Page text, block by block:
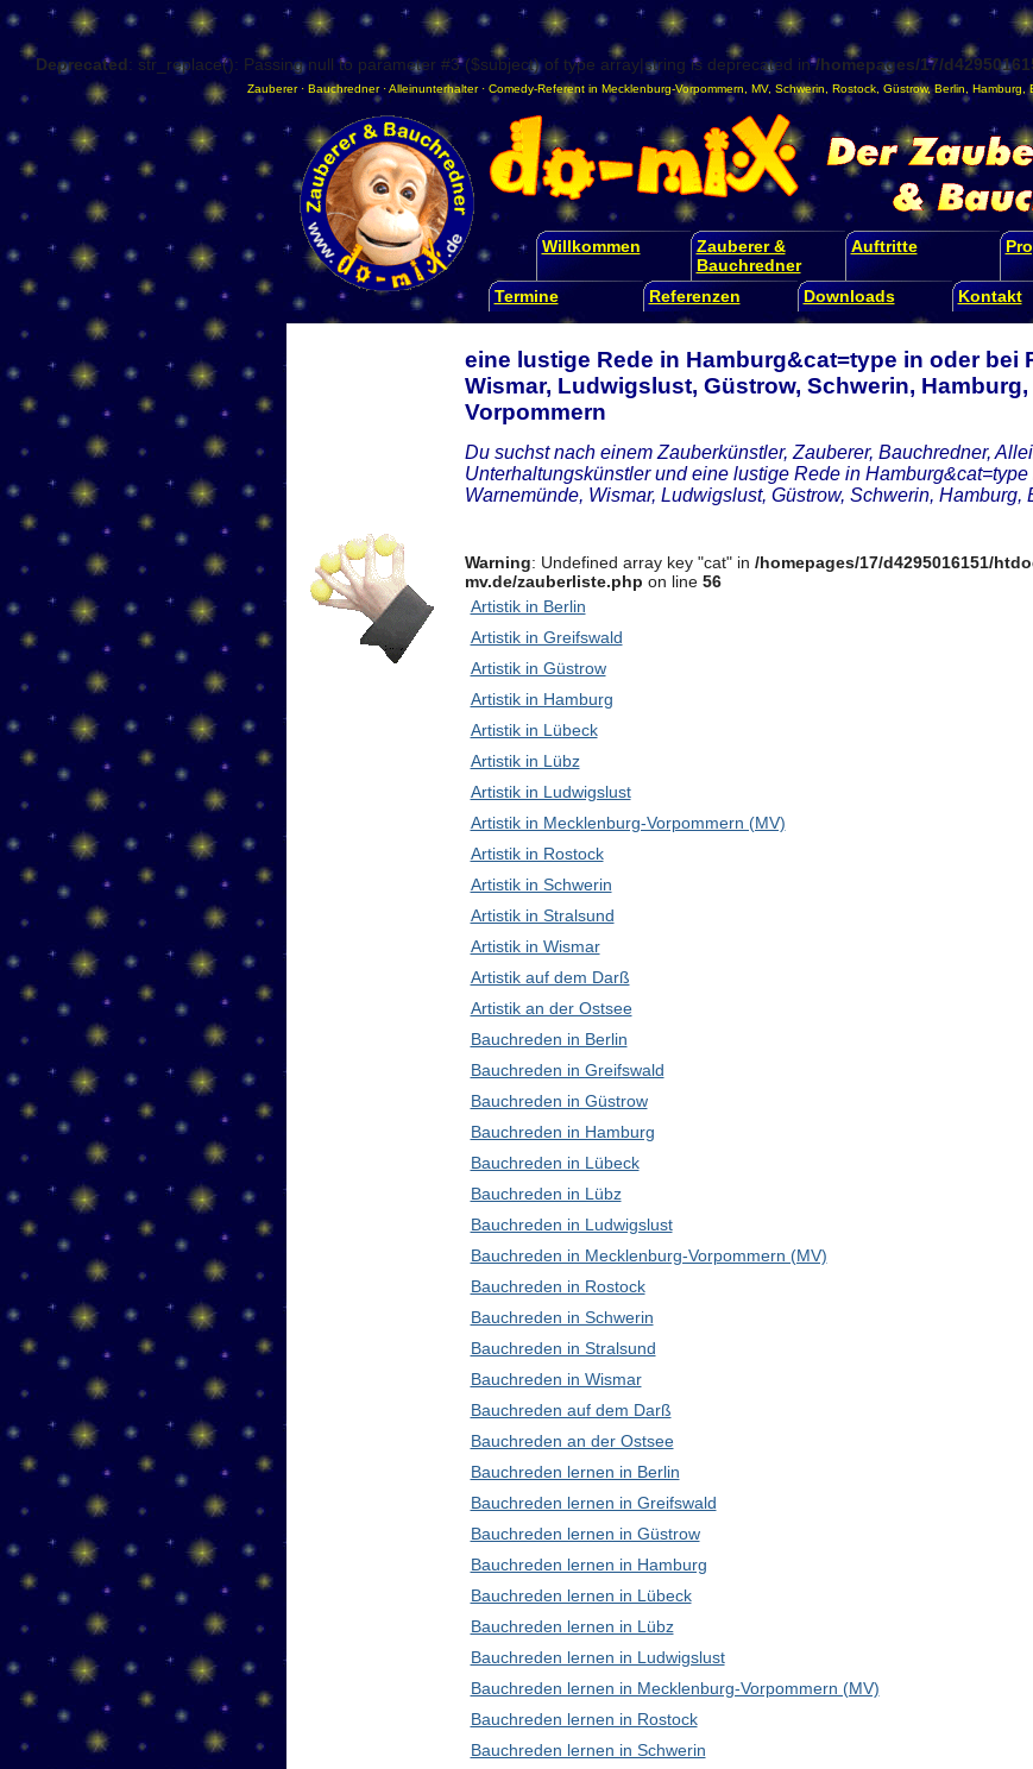
Deprecated: str_replace(): Passing null to parameter #3 ($subject) of type array|string is deprecated in/homepages/17/
Zauberer· Bauchredner·Alleinunterhalter· Comedy-Referent in Mecklenburg-Vorpommern MV, Schwerin Rostock Güstrow,Berlin Hamburg ,
Willkommen
Zauberer &
Bauchredner
Auftritte
Termine Referenzen Downloads Kontakt
eine lustige Rede in Hamburg&cat=type in oder bei
Wismar, Ludwigslust, Güstrow, Schwerin,
Vorpommern
Du suchst nach einem Zauberkünstler, Zauberer, Bauchredner,
Unterhaltungskünstler und eine lustige Rede in
Warnemünde, Wismar, Ludwigslust, Güstrow, Schwerin,
Warning: Undefined array key "cat" in /homepages/17/d4295016151/
mv.de/zauberliste.php on line 56
Artistik in Berlin
Artistik in Greifswald
Artistik in Güstrow
Artistik in Hamburg
Artistik in Lübeck
Artistik in Lübz
Artistik in Ludwigslust
Artistik in Mecklenburg-Vorpommern (MV)
Artistik in Rostock
Artistik in Schwerin
Artistik in Stralsund
Artistik in Wismar
Artistik auf dem Darß
Artistik an der Ostsee
Bauchreden in Berlin
Bauchreden in Greifswald
Bauchreden in Güstrow
Bauchreden in Hamburg
Bauchreden in Lübeck
Bauchreden in Lübz
Bauchreden in Ludwigslust
Bauchreden in Mecklenburg-Vorpommern (MV)
Bauchreden in Rostock
Bauchreden in Schwerin
Bauchreden in Stralsund
Bauchreden in Wismar
Bauchreden auf dem Darß
Bauchreden an der Ostsee
Bauchreden lernen in Berlin
Bauchreden lernen in Greifswald
Bauchreden lernen in Güstrow
Bauchreden lernen in Hamburg
Bauchreden lernen in Lübeck
Bauchreden lernen in Lübz
Bauchreden lernen in Ludwigslust
Bauchreden lernen in Mecklenburg-Vorpommern (MV)
Bauchreden lernen in Rostock
Bauchreden lernen in Schwerin